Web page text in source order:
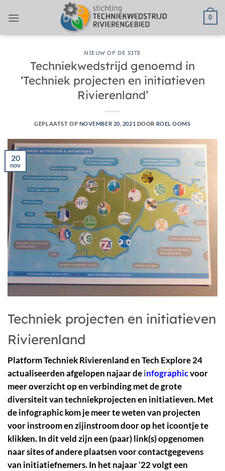
naar
0
NIEUW OP DE SITE
Techniekwedstrijd genoemd in
‘Techniek projecten en initiatieven
Rivierenland’
GEPLAATST OP NOVEMBER 20, 2021 DOOR ROEL OOMS
20
nov
Techniek projecten en initiatieven
Rivierenland
Platform Techniek Rivierenland en Tech Explore 24
actualiseerden afgelopen najaar deinfographicvoor
meer overzicht op en verbinding met de grote
diversiteit van techniekprojecten en initiatieven. Met
de infographic kom je meer te weten van projecten
voor instroom en zijinstroom door op het icoontje te
klikken. In dit veld zijn een (paar) link(s) opgenomen
naar sites of andere plaatsen voor contactgegevens
van initiatiefnemers. In het najaar ’22 volgt een